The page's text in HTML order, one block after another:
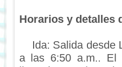
Horarios y detalles
Ida: Salida desde
a las 6:50 a.m.. El